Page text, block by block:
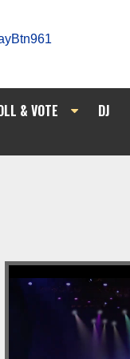
& VOTE DJ